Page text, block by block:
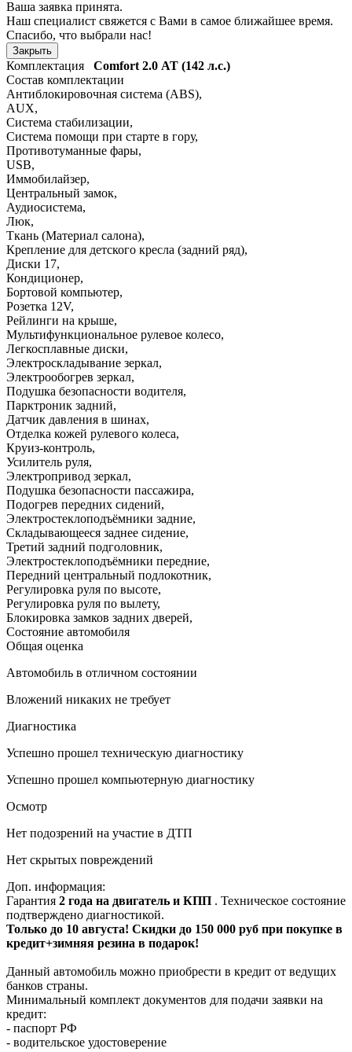
Ваша заявка принята.
Наш специалист свяжется с Вами в самое ближайшее время.
Спасибо, что выбрали нас!
Закрыть
Комплектация Comfort 2.0 АТ (142 л.с.)
Состав комплектации
Антиблокировочная система (ABS),
AUX,
Система стабилизации,
Система помощи при старте в гору,
Противотуманные фары,
USB,
Иммобилайзер,
Центральный замок,
Аудиосистема,
Люк,
Ткань (Материал салона),
Крепление для детского кресла (задний ряд),
Диски 17,
Кондиционер,
Бортовой компьютер,
Розетка 12V,
Рейлинги на крыше,
Мультифункциональное рулевое колесо,
Легкосплавные диски,
Электроскладывание зеркал,
Электрообогрев зеркал,
Подушка безопасности водителя,
Парктроник задний,
Датчик давления в шинах,
Отделка кожей рулевого колеса,
Круиз-контроль,
Усилитель руля,
Электропривод зеркал,
Подушка безопасности пассажира,
Подогрев передних сидений,
Электростеклоподъёмники задние,
Складывающееся заднее сидение,
Третий задний подголовник,
Электростеклоподъёмники передние,
Передний центральный подлокотник,
Регулировка руля по высоте,
Регулировка руля по вылету,
Блокировка замков задних дверей,
Состояние автомобиля
Общая оценка
Автомобиль в отличном состоянии
Вложений никаких не требует
Диагностика
Успешно прошел техническую диагностику
Успешно прошел компьютерную диагностику
Осмотр
Нет подозрений на участие в ДТП
Нет скрытых повреждений
Доп. информация:
Гарантия 2 года на двигатель и КПП . Техническое состояние
подтверждено диагностикой.
Только до 10 августа! Скидки до 150 000 руб при покупке в
кредит+зимняя резина в подарок!
Данный автомобиль можно приобрести в кредит от ведущих
банков страны.
Минимальный комплект документов для подачи заявки на
кредит:
- паспорт РФ
- водительское удостоверение